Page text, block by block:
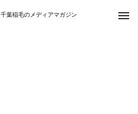
千葉稲毛のメディアマガジン